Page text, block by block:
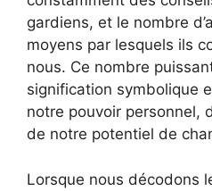
gardiens, et le nombre
moyens par lesquels ils
nous. Ce nombre
signification symbolique
notre pouvoir personnel,
de notre potentiel de
Lorsque nous décodons